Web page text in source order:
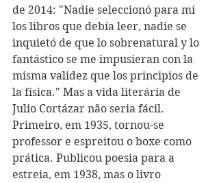
de 2014: "Nadie seleccionó para mí
los libros que debía leer, nadie se
inquietó de que lo sobrenatural y lo
fantástico se me impusieran con la
misma validez que los principios de
la física." Mas a vida literária de
Julio Cortázar não seria fácil.
Primeiro, em 1935, tornou-se
professor e espreitou o boxe como
prática. Publicou poesia para a
estreia, em 1938, mas o livro